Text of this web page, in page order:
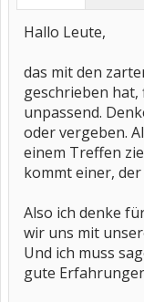
Hallo Leute,
das mit den
geschrieben hat,
unpassend.
oder vergeben.
einem Treffen
kommt einer,
Also ich denke
wir uns mit
Und ich muss
gute